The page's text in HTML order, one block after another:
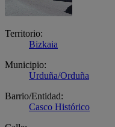
Territorio:
Bizkaia
Municipio:
Urduña/Orduña
Barrio/Entidad:
Casco Histórico